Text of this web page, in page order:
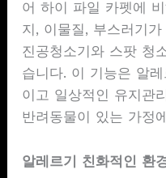
어 하이 파일 카펫에
지, 이물질, 부스러기
진공청소기와 스팟 청
습니다. 이 기능은 알
이고 일상적인 유지관
반려동물이 있는 가정
알레르기 친화적인 환